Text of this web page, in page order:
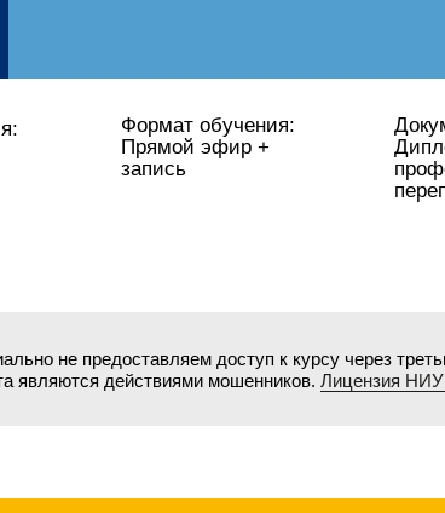
Формат обучения:
Прямой эфир +
запись
не предоставляем доступ к курсу через
являются действиями мошенников. Лицензия